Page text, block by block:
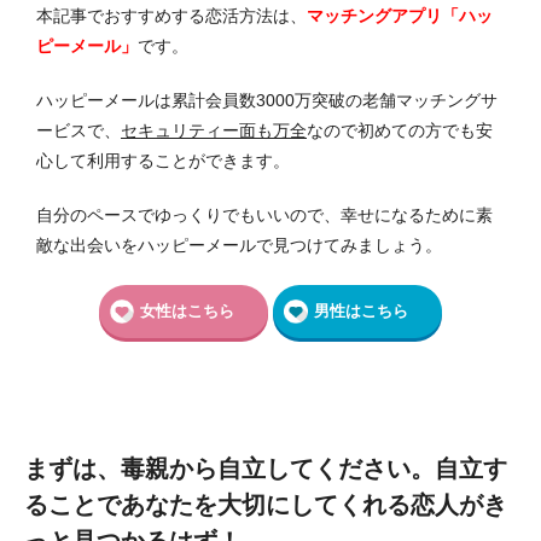
本記事でおすすめする恋活方法は、 マッチングアプリ「ハッ
ピーメール」 です。
ハッピーメールは累計会員数3000万突破の老舗マッチングサ
ービスで、 セキュリティー面も万全なので初めての方でも安
心して利用することができます。
自分のペースでゆっくりでもいいので、幸せになるために素
敵な出会いをハッピーメールで見つけてみましょう。
女性はこちら 男性はこちら
まずは、毒親から自立してください。自立す
ることであなたを大切にしてくれる恋人がき